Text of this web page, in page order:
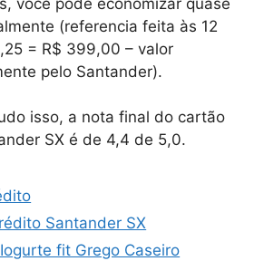
(referencia feita às 12
= R$ 399,00 – valor
pelo Santander).
isso, a nota final do cartão
SX é de 4,4 de 5,0.
Santander SX
fit Grego Caseiro